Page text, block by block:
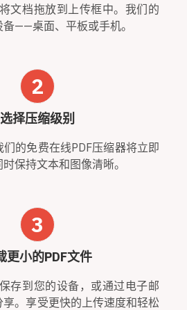
文档拖放到上传框中。我们的
——桌面、平板或手机。
2
选择压缩级别
的免费在线PDF压缩器将立即
保持文本和图像清晰。
3
更小的PDF文件
存到您的设备，或通过电子邮
。享受更快的上传速度和轻松